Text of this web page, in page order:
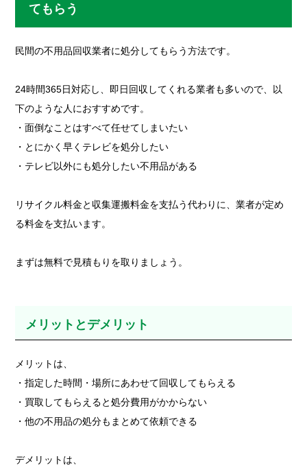
てもらう
民間の不用品回収業者に処分してもらう方法です。
24時間365日対応し、即日回収してくれる業者も多いので、以
下のような人におすすめです。
・面倒なことはすべて任せてしまいたい
・とにかく早くテレビを処分したい
・テレビ以外にも処分したい不用品がある
リサイクル料金と収集運搬料金を支払う代わりに、業者が定め
る料金を支払います。
まずは無料で見積もりを取りましょう。
メリットとデメリット
メリットは、
・指定した時間・場所にあわせて回収してもらえる
・買取してもらえると処分費用がかからない
・他の不用品の処分もまとめて依頼できる
デメリットは、